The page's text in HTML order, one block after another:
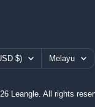
$) Language
Melayu
Leangle. All rights